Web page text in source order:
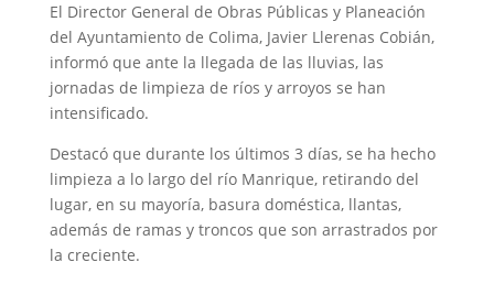
El Director General de Obras Públicas y Planeación
del Ayuntamiento de Colima, Javier Llerenas Cobián,
informó que ante la llegada de las lluvias, las
jornadas de limpieza de ríos y arroyos se han
intensificado.
Destacó que durante los últimos 3 días, se ha hecho
limpieza a lo largo del río Manrique, retirando del
lugar, en su mayoría, basura doméstica, llantas,
además de ramas y troncos que son arrastrados por
la creciente.